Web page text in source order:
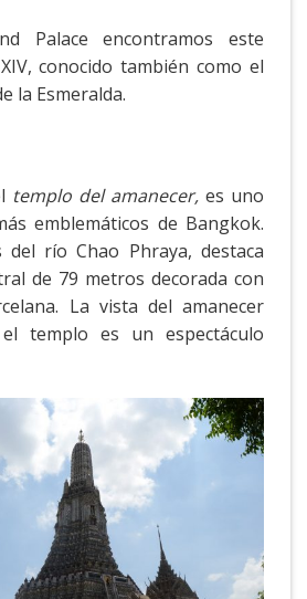
Palace encontramos este
conocido también como el
la Esmeralda.
templo del amanecer, es uno
emblemáticos de Bangkok.
del río Chao Phraya, destaca
de 79 metros decorada con
La vista del amanecer
templo es un espectáculo